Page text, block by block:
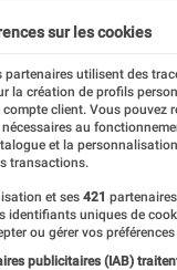
expos…
et les
meilleur de
sur les cookies
partenaires utilisent des
la création de profils
compte client. Vous pouvez
au
et la
transactions.
et ses 421
identifiants uniques de
ou gérer vos
publicitaires (IAB)